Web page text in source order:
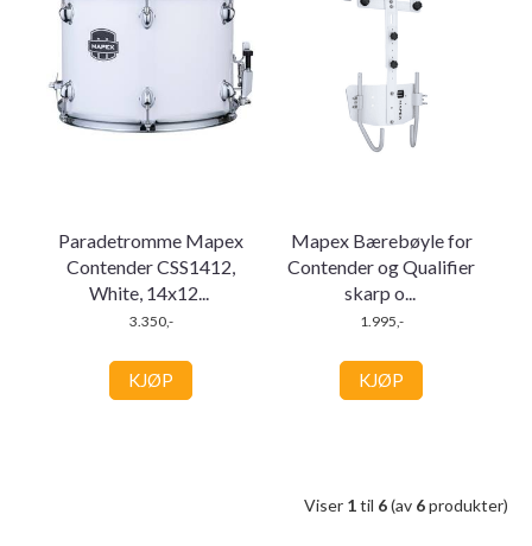
Paradetromme Mapex
Contender CSS1412,
White, 14x12...
3.350,-
KJØP
Mapex Bærebøyle for
Contender og Qualifier
skarp o...
1.995,-
KJØP
Viser 1til 6(av 6produkter)